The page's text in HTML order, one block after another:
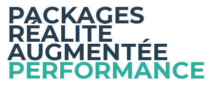
PACKAGES
RÉALITÉ
AUGMENTÉE
PERFORMANCE